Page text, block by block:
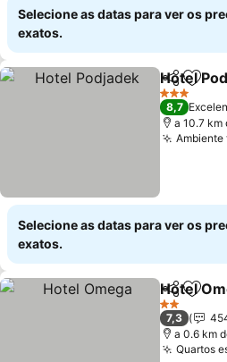
Selecione as datas para ver os
exatos.
Partilhar
Hotel
3 Estrelas
8,7
a 10.7 km
Ambiente
Selecione as datas para ver os
exatos.
Partilhar
Hotel
2 Estrelas
7,3
a 0.6 km
Quartos